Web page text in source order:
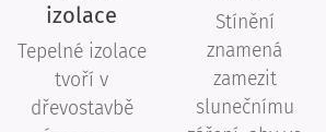
izolace
Tepelné izolace
tvoří v
dřevostavbě
Stínění
znamená
zamezit
slunečnímu